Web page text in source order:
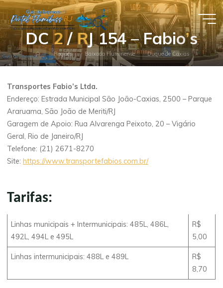
Pular
para
o
conteúdo
Guia de
Empresas
- Portal
DC 2
2 / R
RJ 154 – Fabio’
’s
Página
inicial
Regiões Baixada Fluminense Duque de Caxias
Transportes Fabio’s Ltda.
Endereço: Estrada Municipal São João-Caxias, 2500 – Parque
Araruama, São João de Meriti/RJ
Garagem de Apoio: Rua Alvarenga Peixoto, 20 – Vigário
Geral, Rio de Janeiro/RJ
Telefone: (21) 2671-8270
Site:https://www.transportefabios.com.br/
Tarifas:
Linhas municipais + Intermunicipais: 485L, 486L,
492L, 494L e 495L
R$
5,00
Linhas intermunicipais: 488L e 489L
R$
8,70